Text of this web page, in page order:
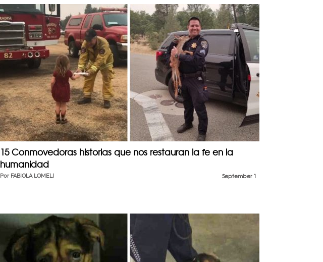
15 Conmovedoras historias que nos restauran la fe en la
humanidad
September 1
Por FABIOLA LOMELI